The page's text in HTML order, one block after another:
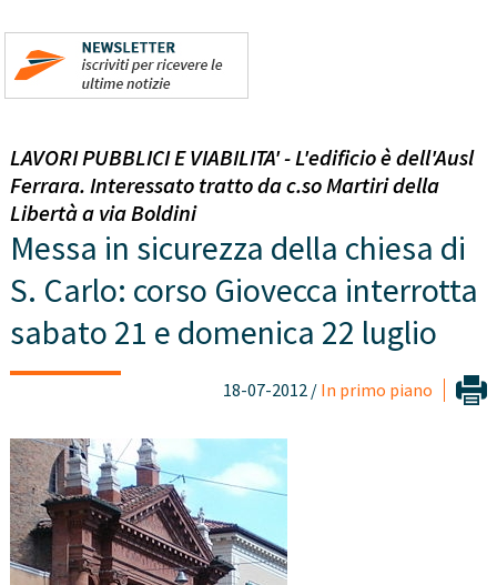
LAVORI PUBBLICI E VIABILITA' - L'edificio è dell'Ausl
Ferrara. Interessato tratto da c.so Martiri della
Libertà a via Boldini
Messa in sicurezza della chiesa di
S. Carlo: corso Giovecca interrotta
sabato 21 e domenica 22 luglio
18-07-2012 / In primo piano